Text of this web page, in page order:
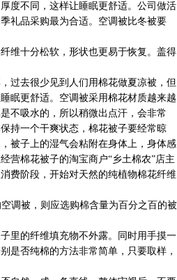
度不同，这样让睡眠更舒适。公司做活
礼品采购最为合适。空调被比冬被要
维十分松软，形状也更易于恢复。盖得
过去很少见到人们用棉花做夏凉被，但
眠更舒适。空调被采用棉花材质越来越
不吸水的，所以稍微出点汗，会非常
持一个干爽状态，棉花被子要经常晾
被子上的湿气会粘附在身体上，身体感
营棉花被子的淘宝商户“乡土棉农”店主
费阶段，开始对天然的纯植物棉花纤维
调被，则应选购棉含量为百分之百的被
里的纤维填充物不外露。同时用手摸一
是否纯棉的方法非常简单，只要取样，